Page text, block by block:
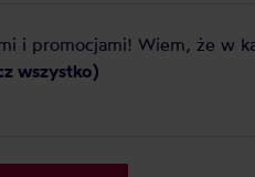
i promocjami! Wiem, że w
wszystko)